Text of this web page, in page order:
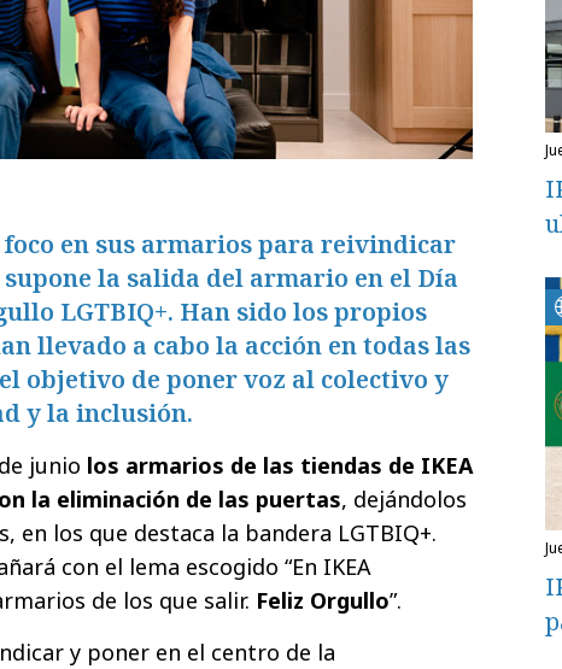
foco en sus armarios para reivindicar
la salida del armario en el Día
LGTBIQ+. Han sido los propios
llevado a cabo la acción en todas las
objetivo de poner voz al colectivo y
y la inclusión.
junio los armarios de las tiendas de IKEA
la eliminación de las puertas, dejándolos
en los que destaca la bandera LGTBIQ+.
con el lema escogido “En IKEA
de los que salir. Feliz Orgullo”.
y poner en el centro de la